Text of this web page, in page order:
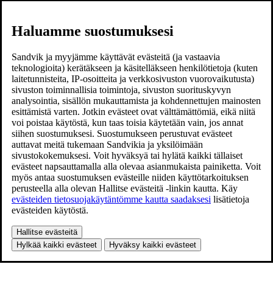
Haluamme suostumuksesi
Sandvik ja myyjämme käyttävät evästeitä (ja vastaavia
teknologioita) kerätäkseen ja käsitelläkseen henkilötietoja (kuten
laitetunnisteita, IP-osoitteita ja verkkosivuston vuorovaikutusta)
sivuston toiminnallisia toimintoja, sivuston suorituskyvyn
analysointia, sisällön mukauttamista ja kohdennettujen mainosten
esittämistä varten. Jotkin evästeet ovat välttämättömiä, eikä niitä
voi poistaa käytöstä, kun taas toisia käytetään vain, jos annat
siihen suostumuksesi. Suostumukseen perustuvat evästeet
auttavat meitä tukemaan Sandvikia ja yksilöimään
sivustokokemuksesi. Voit hyväksyä tai hylätä kaikki tällaiset
evästeet napsauttamalla alla olevaa asianmukaista painiketta. Voit
myös antaa suostumuksen evästeille niiden käyttötarkoituksen
perusteella alla olevan Hallitse evästeitä -linkin kautta. Käy
evästeiden tietosuojakäytäntömme kautta saadaksesi lisätietoja
evästeiden käytöstä.
Hallitse evästeitä
Hylkää kaikki evästeet
Hyväksy kaikki evästeet